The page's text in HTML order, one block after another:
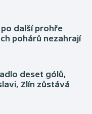
další prohře
pohárů nezahrají
deset gólů,
Zlín zůstává